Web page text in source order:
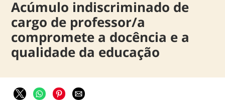
Acúmulo indiscriminado de
cargo de professor/a
compromete a docência e a
qualidade da educação